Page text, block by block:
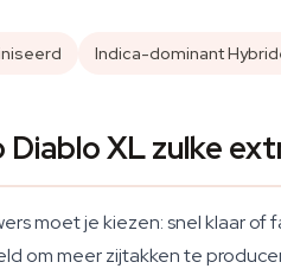
Indica-dominant
Diablo XL zulke
moet je kiezen: snel klaar
om meer zijtakken te